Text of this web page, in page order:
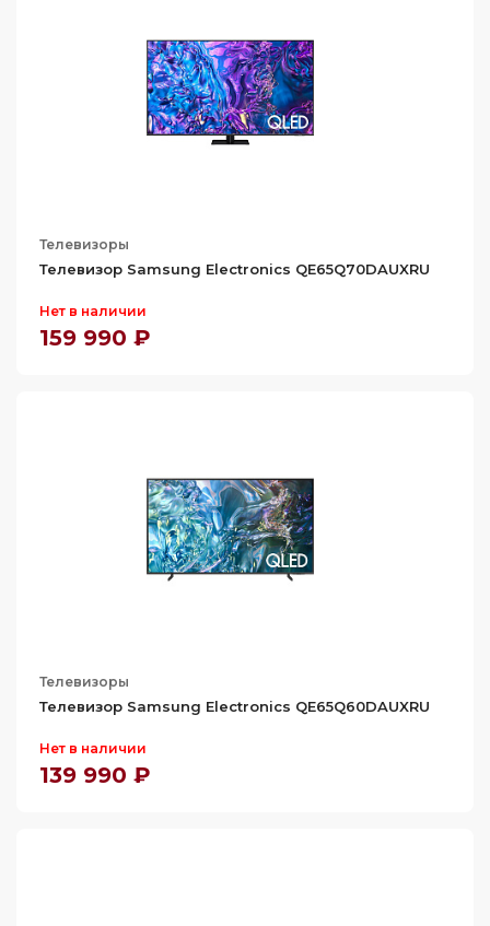
Телевизоры
Телевизор Samsung Electronics QE65Q70DAUXRU
Нет в наличии
159 990 ₽
Телевизоры
Телевизор Samsung Electronics QE65Q60DAUXRU
Нет в наличии
139 990 ₽